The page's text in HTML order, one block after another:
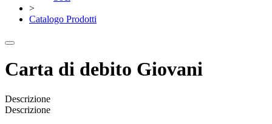
>
Catalogo Prodotti
Carta di debito Giovani
Descrizione
Descrizione